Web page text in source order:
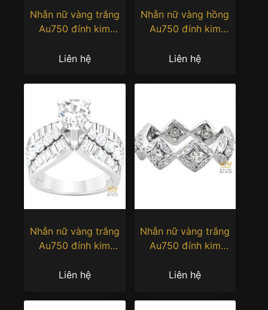
Nhẫn nữ vàng trắng
Au750 đính kim
Liên hệ
Nhẫn nữ vàng hồng
Au750 đính kim
Liên hệ
Nhẫn nữ vàng trắng
Au750 đính kim
Liên hệ
Nhẫn nữ vàng trắng
Au750 đính kim
Liên hệ